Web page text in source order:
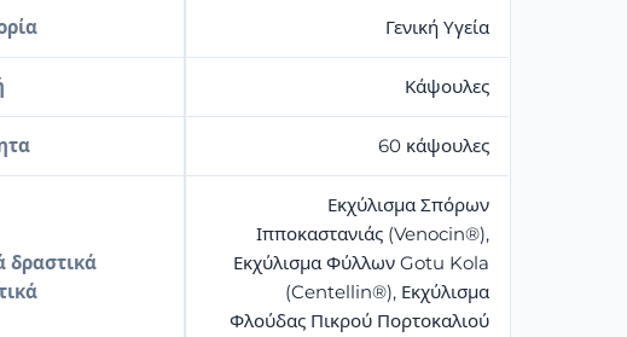
Γενική Υγεία
Κάψουλες
60 κάψουλες
δραστικά
Εκχύλισμα Σπόρων
Ιπποκαστανιάς (Venocin®),
Εκχύλισμα Φύλλων Gotu Kola
(Centellin®), Εκχύλισμα
Φλούδας Πικρού Πορτοκαλιού